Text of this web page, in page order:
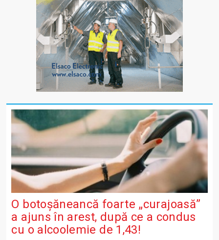
O botoșăneancă foarte „curajoasă”
a ajuns în arest, după ce a condus
cu o alcoolemie de 1,43!